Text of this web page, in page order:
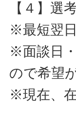
【４】選
※最短翌
※面談日
ので希望
※現在、